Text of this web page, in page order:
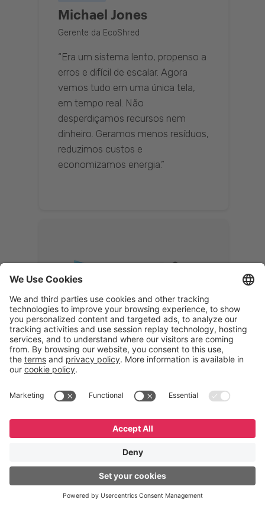
Michael Jones
Gerente da EcoShred
“Era um sistema lento, propenso a
erros e difícil de escalar. Agora
vemos tudo em uma única tela,
em tempo real. Não
desperdiçamos recursos nem
dinheiro. Geramos menos resíduos,
reduzimos custos e
economizamos energia.”
Memphis
Eduardo Ribeiro
CEO
uma solução 360°, que permite
logística reversa. Podemos
verificar, analisar, recondicionar e
reintegrar equipamentos à cadeia,